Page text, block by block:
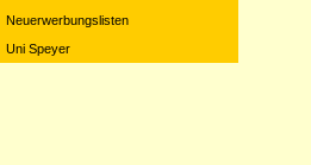
Neuerwerbungslisten
Uni Speyer